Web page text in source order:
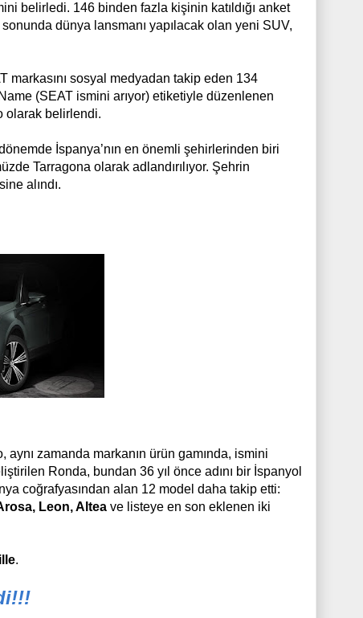
belirledi. 146 binden fazla kişinin katıldığı anket
dünya lansmanı yapılacak olan yeni SUV,
markasını sosyal medyadan takip eden 134
(SEAT ismini arıyor) etiketiyle düzenlenen
olarak belirlendi.
İspanya’nın en önemli şehirlerinden biri
Tarragona olarak adlandırılıyor. Şehrin
alındı.
aynı zamanda markanın ürün gamında, ismini
Ronda, bundan 36 yıl önce adını bir İspanyol
coğrafyasından alan 12 model daha takip etti:
Leon, Altea ve listeye en son eklenen iki
.